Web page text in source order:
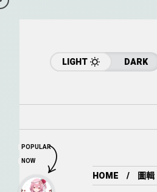
LIGHT DARK
HOME 圖輯
POPULAR
NOW